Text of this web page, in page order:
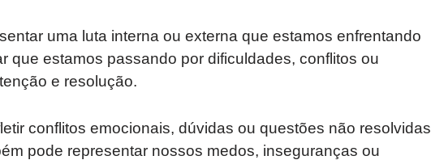
uma luta interna ou externa que estamos enfrentando
que estamos passando por dificuldades, conflitos ou
e resolução.
conflitos emocionais, dúvidas ou questões não resolvidas
pode representar nossos medos, inseguranças ou